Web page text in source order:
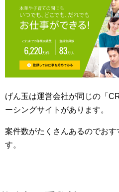
げん玉は運営会社が同じの「
ーシングサイトがあります。
案件数がたくさんあるのでおす
す。